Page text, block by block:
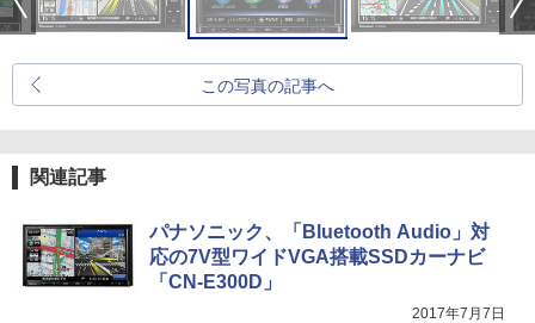
この写真の記事へ
関連記事
パナソニック、「Bluetooth Audio」対
応の7V型ワイドVGA搭載SSDカーナビ
「CN-E300D」
2017年7月7日